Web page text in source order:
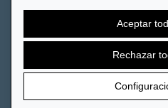
Aceptar
Rechazar
Cancelar
© 2026 LEUCHTTURM.